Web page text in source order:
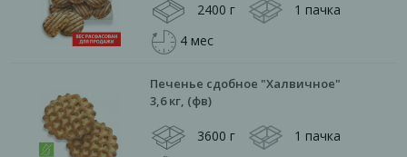
2400 г
1 пачка
4 мес
Печенье сдобное "Халвичное"
3,6 кг, (фв)
3600 г
1 пачка